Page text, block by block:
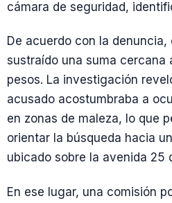
cámara de seguridad,
De acuerdo con la denuncia,
sustraído una suma cercana
pesos. La investigación
acusado acostumbraba a
en zonas de maleza, lo que
orientar la búsqueda hacia
ubicado sobre la avenida 25
En ese lugar, una comisión